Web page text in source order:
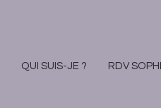
QUI SUIS-JE ? RDV